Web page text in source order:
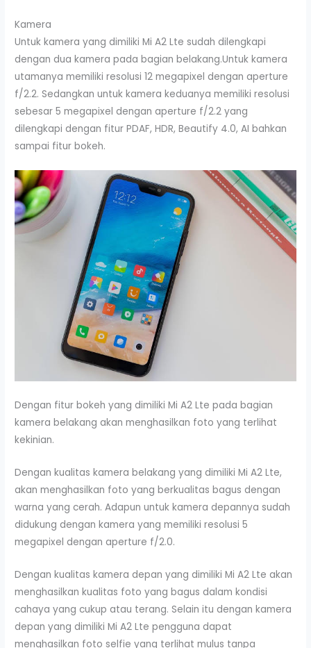
Kamera
Untuk kamera yang dimiliki Mi A2 Lte sudah dilengkapi
dengan dua kamera pada bagian belakang.Untuk kamera
utamanya memiliki resolusi 12 megapixel dengan aperture
f/2.2. Sedangkan untuk kamera keduanya memiliki resolusi
sebesar 5 megapixel dengan aperture f/2.2 yang
dilengkapi dengan fitur PDAF, HDR, Beautify 4.0, AI bahkan
sampai fitur bokeh.
Dengan fitur bokeh yang dimiliki Mi A2 Lte pada bagian
kamera belakang akan menghasilkan foto yang terlihat
kekinian.
Dengan kualitas kamera belakang yang dimiliki Mi A2 Lte,
akan menghasilkan foto yang berkualitas bagus dengan
warna yang cerah. Adapun untuk kamera depannya sudah
didukung dengan kamera yang memiliki resolusi 5
megapixel dengan aperture f/2.0.
Dengan kualitas kamera depan yang dimiliki Mi A2 Lte akan
menghasilkan kualitas foto yang bagus dalam kondisi
cahaya yang cukup atau terang. Selain itu dengan kamera
depan yang dimiliki Mi A2 Lte pengguna dapat
menghasilkan foto selfie yang terlihat mulus tanpa